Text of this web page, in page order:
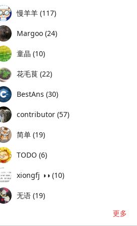
慢羊羊 (117)
Margoo (24)
童晶 (10)
花毛茛 (22)
BestAns (30)
contributor (57)
简单 (19)
TODO (6)
xiongfj ◑◑ (10)
无语 (19)
更多